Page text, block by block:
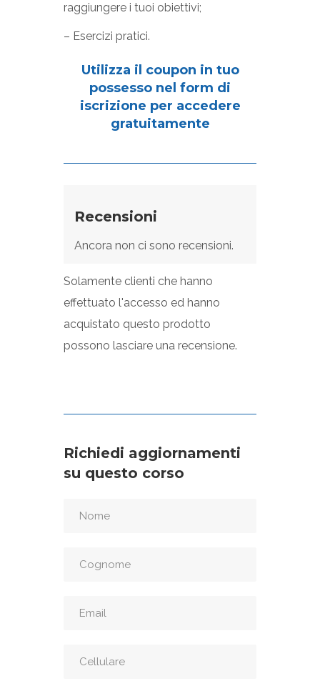
raggiungere i tuoi obiettivi;
– Esercizi pratici.
Utilizza il coupon in tuo
possesso nel form di
iscrizione per accedere
gratuitamente
Recensioni
Ancora non ci sono recensioni.
Solamente clienti che hanno
effettuato l'accesso ed hanno
acquistato questo prodotto
possono lasciare una recensione.
Richiedi aggiornamenti
su questo corso